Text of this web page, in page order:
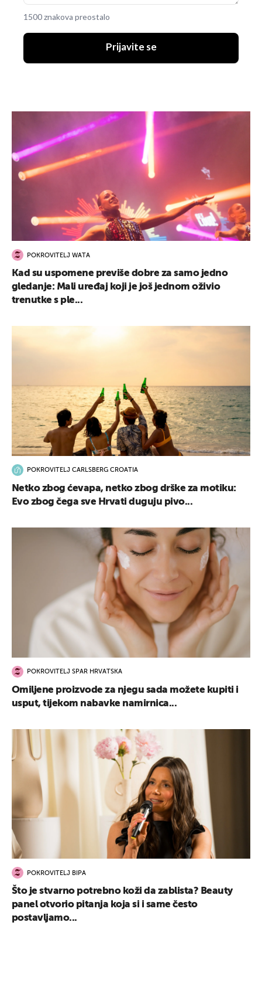
1500 znakova preostalo
Prijavite se
POKROVITELJ WATA
Kad su uspomene previše dobre za samo jedno
gledanje: Mali uređaj koji je još jednom oživio
trenutke s ple...
POKROVITELJ CARLSBERG CROATIA
Netko zbog ćevapa, netko zbog drške za motiku:
Evo zbog čega sve Hrvati duguju pivo...
POKROVITELJ SPAR HRVATSKA
Omiljene proizvode za njegu sada možete kupiti i
usput, tijekom nabavke namirnica...
POKROVITELJ BIPA
Što je stvarno potrebno koži da zablista? Beauty
panel otvorio pitanja koja si i same često
postavljamo...